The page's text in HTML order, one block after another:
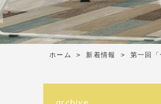
ホーム > 新着情報 > 第一回「